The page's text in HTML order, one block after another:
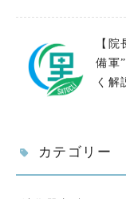
【
備軍
く解
カテゴリー